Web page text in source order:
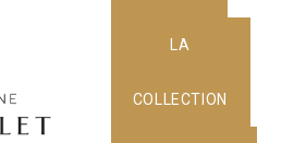
LA
COLLECTION